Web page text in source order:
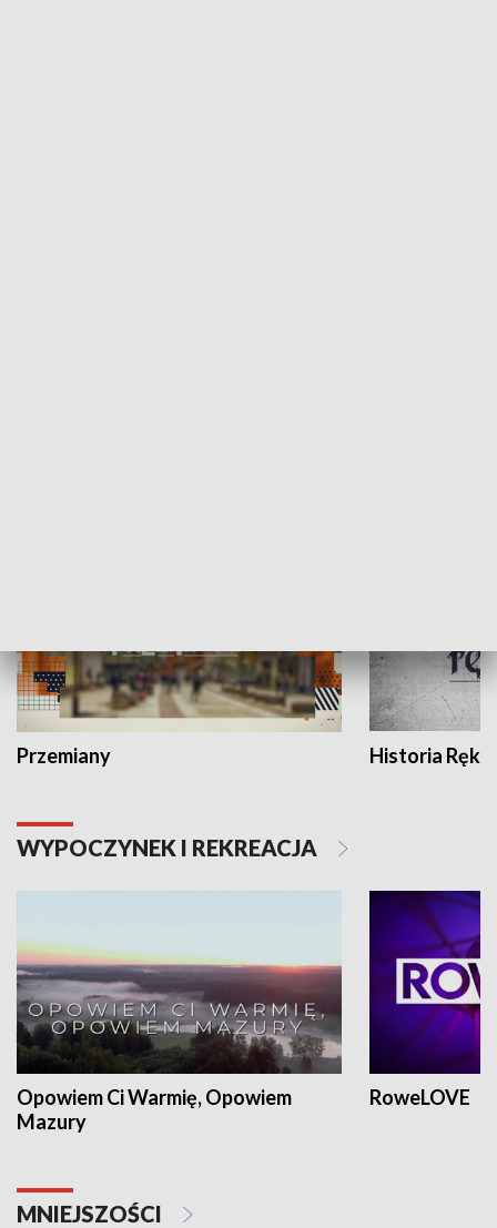
Przemiany Historia Ręką
WYPOCZYNEK I REKREACJA
Opowiem Ci Warmię, Opowiem
Mazury
RoweLOVE
MNIEJSZOŚCI